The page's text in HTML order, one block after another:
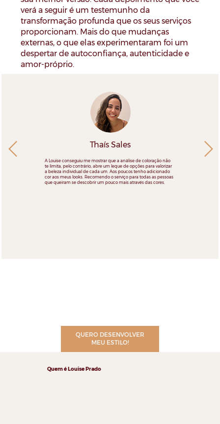
verá a seguir é um testemunho da
transformação profunda que os seus serviços
proporcionam. Mais do que mudanças
externas, o que elas experimentaram foi um
despertar de autoconfiança, autenticidade e
amor-próprio.
Thaís Sales
A Louise conseguiu me mostrar que a análise de coloração não
te limita, pelo contrário, abre um leque de opções para valorizar
a beleza individual de cada um. Aos poucos tenho adicionado
cor aos meus looks. Recomendo o serviço para todas as pessoas
que queiram se descobrir um pouco mais através das cores.
QUERO DESENVOLVER
MEU ESTILO!
Quem é Louise Prado